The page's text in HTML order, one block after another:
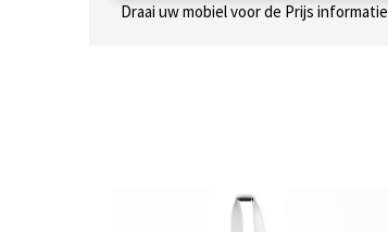
Draai uw mobiel voor de Prijs informatie